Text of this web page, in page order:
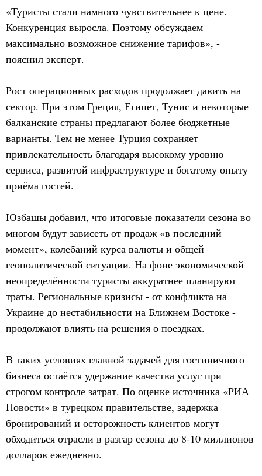
«Туристы стали намного чувствительнее к цене.
Конкуренция выросла. Поэтому обсуждаем
максимально возможное снижение тарифов», -
пояснил эксперт.
Рост операционных расходов продолжает давить на
сектор. При этом Греция, Египет, Тунис и некоторые
балканские страны предлагают более бюджетные
варианты. Тем не менее Турция сохраняет
привлекательность благодаря высокому уровню
сервиса, развитой инфраструктуре и богатому опыту
приёма гостей.
Юзбашы добавил, что итоговые показатели сезона во
многом будут зависеть от продаж «в последний
момент», колебаний курса валюты и общей
геополитической ситуации. На фоне экономической
неопределённости туристы аккуратнее планируют
траты. Региональные кризисы - от конфликта на
Украине до нестабильности на Ближнем Востоке -
продолжают влиять на решения о поездках.
В таких условиях главной задачей для гостиничного
бизнеса остаётся удержание качества услуг при
строгом контроле затрат. По оценке источника «РИА
Новости» в турецком правительстве, задержка
бронирований и осторожность клиентов могут
обходиться отрасли в разгар сезона до 8-10 миллионов
долларов ежедневно.